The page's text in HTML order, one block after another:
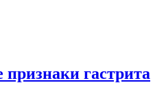
гастрита